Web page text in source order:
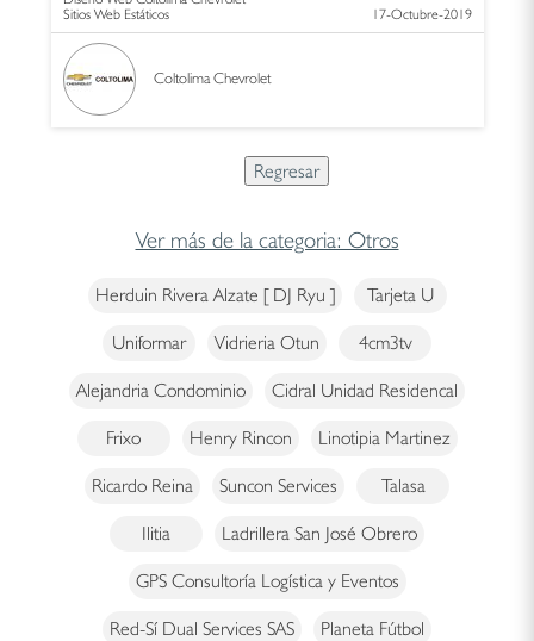
Sitios Web Estáticos
17-Octubre-2019
Coltolima Chevrolet
Ver más de la categoria: Otros
Herduin Rivera Alzate [ DJ Ryu ] Tarjeta U
Uniformar Vidrieria Otun 4cm3tv
Alejandria Condominio Cidral Unidad Residencal
Frixo Henry Rincon Linotipia Martinez
Ricardo Reina Suncon Services Talasa
Ilitia Ladrillera San José Obrero
GPS Consultoría Logística y Eventos
Red-Sí Dual Services SAS Planeta Fútbol